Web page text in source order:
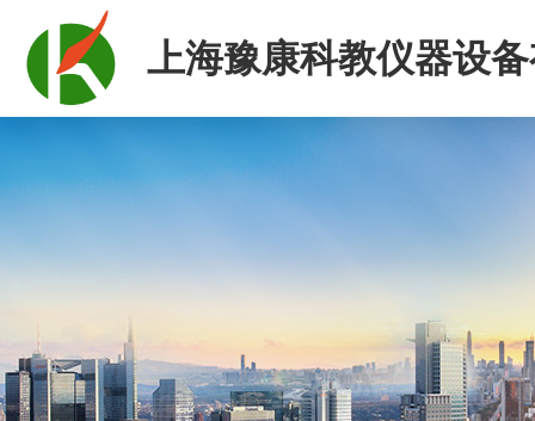
上海豫康科教仪器设
司